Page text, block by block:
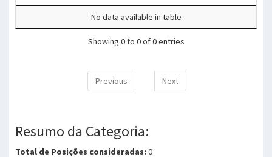
No data available in table
Showing 0 to 0 of 0 entries
Previous Next
Resumo da Categoria:
Total de Posições consideradas: 0